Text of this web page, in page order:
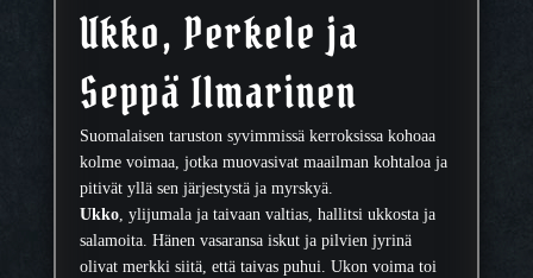
k
i
s
e
t
t
i
U
k
k
Ukko, Perkele ja
Seppä Ilmarinen
Suomalaisen taruston syvimmissä kerroksissa kohoaa
kolme voimaa, jotka muovasivat maailman kohtaloa ja
pitivät yllä sen järjestystä ja myrskyä.
Ukko, ylijumala ja taivaan valtias, hallitsi ukkosta ja
salamoita. Hänen vasaransa iskut ja pilvien jyrinä
olivat merkki siitä, että taivas puhui. Ukon voima toi